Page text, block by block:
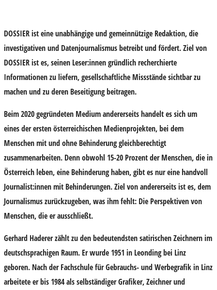
DOSSIER ist eine unabhängige und gemeinnützige Redaktion, die
investigativen und Datenjournalismus betreibt und fördert. Ziel von
DOSSIER ist es, seinen Leser:innen gründlich recherchierte
Informationen zu liefern, gesellschaftliche Missstände sichtbar zu
machen und zu deren Beseitigung beitragen.
Beim 2020 gegründeten Medium andererseits handelt es sich um
eines der ersten österreichischen Medienprojekten, bei dem
Menschen mit und ohne Behinderung gleichberechtigt
zusammenarbeiten. Denn obwohl 15-20 Prozent der Menschen, die in
Österreich leben, eine Behinderung haben, gibt es nur eine handvoll
Journalist:innen mit Behinderungen. Ziel von andererseits ist es, dem
Journalismus zurückzugeben, was ihm fehlt: Die Perspektiven von
Menschen, die er ausschließt.
Gerhard Haderer zählt zu den bedeutendsten satirischen Zeichnern im
deutschsprachigen Raum. Er wurde 1951 in Leonding bei Linz
geboren. Nach der Fachschule für Gebrauchs- und Werbegrafik in Linz
arbeitete er bis 1984 als selbständiger Grafiker, Zeichner und